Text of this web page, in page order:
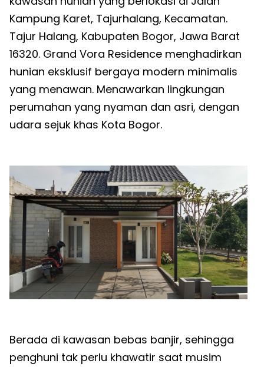
Kampung Karet, Tajurhalang, Kecamatan.
Tajur Halang, Kabupaten Bogor, Jawa Barat
16320. Grand Vora Residence menghadirkan
hunian eksklusif bergaya modern minimalis
yang menawan. Menawarkan lingkungan
perumahan yang nyaman dan asri, dengan
udara sejuk khas Kota Bogor.
Berada di kawasan bebas banjir, sehingga
penghuni tak perlu khawatir saat musim